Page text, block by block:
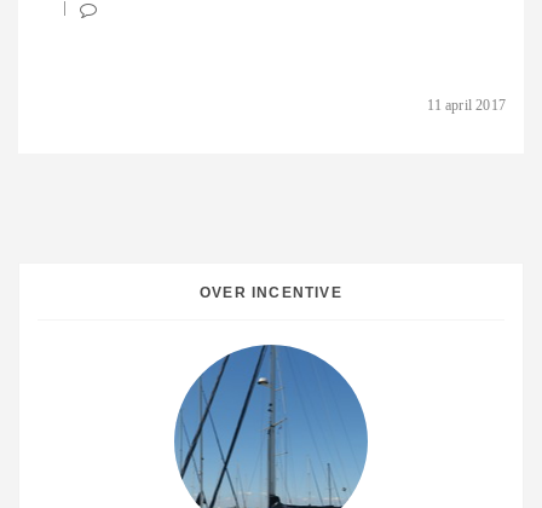
11 april 2017
OVER INCENTIVE